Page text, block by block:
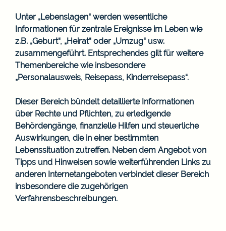
Unter „Lebenslagen“ werden wesentliche
Informationen für zentrale Ereignisse im Leben wie
z.B. „Geburt“, „Heirat“ oder „Umzug“ usw.
zusammengeführt. Entsprechendes gilt für weitere
Themenbereiche wie insbesondere
„Personalausweis, Reisepass, Kinderreisepass“.
Dieser Bereich bündelt detaillierte Informationen
über Rechte und Pflichten, zu erledigende
Behördengänge, finanzielle Hilfen und steuerliche
Auswirkungen, die in einer bestimmten
Lebenssituation zutreffen. Neben dem Angebot von
Tipps und Hinweisen sowie weiterführenden Links zu
anderen Internetangeboten verbindet dieser Bereich
insbesondere die zugehörigen
Verfahrensbeschreibungen.